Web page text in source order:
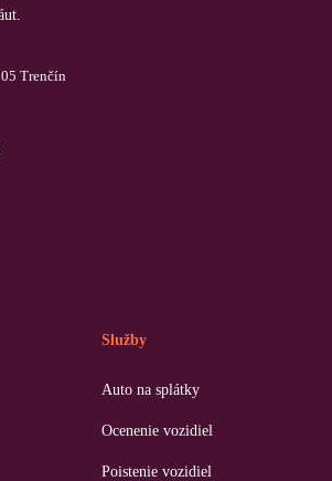
Trenčín
Služby
Auto na splátky
Ocenenie vozidiel
Poistenie vozidiel